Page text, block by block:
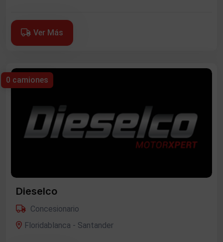
Ver Más
0 camiones
Dieselco
Concesionario
Floridablanca - Santander